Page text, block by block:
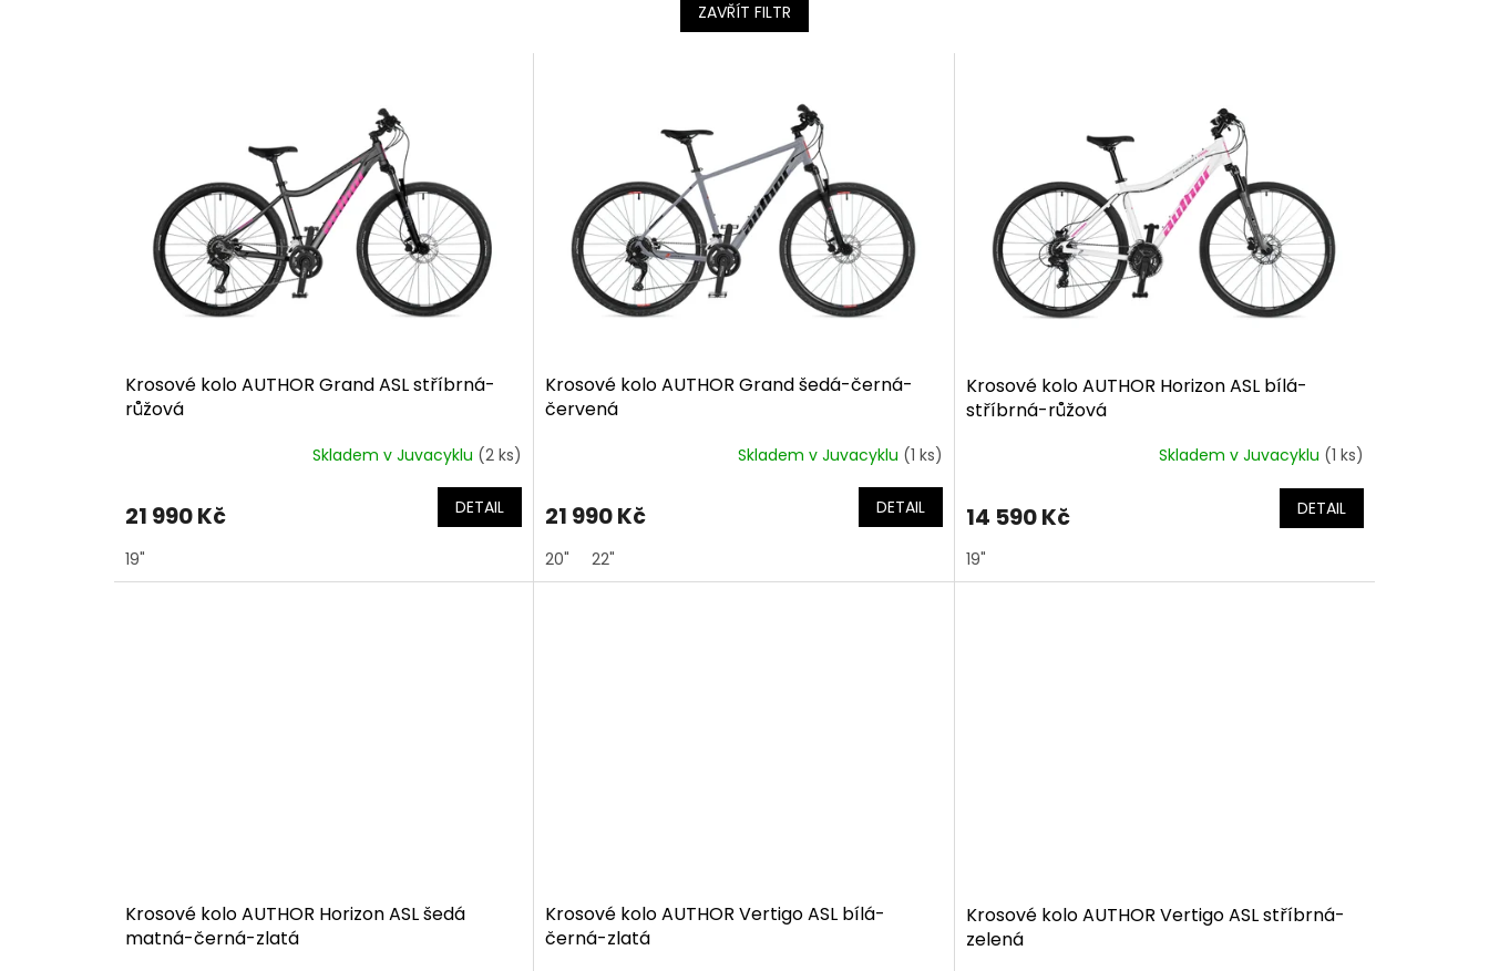
ZAVŘÍT FILTR
Krosové kolo AUTHOR Grand ASL stříbrná-
růžová
Skladem v Juvacyklu (2 ks)
21 990 Kč DETAIL
19"
Krosové kolo AUTHOR Grand šedá-černá-
červená
Skladem v Juvacyklu (1 ks)
21 990 Kč DETAIL
20" 22"
Krosové kolo AUTHOR Horizon ASL bílá-
stříbrná-růžová
Skladem v Juvacyklu (1 ks)
14 590 Kč DETAIL
19"
Krosové kolo AUTHOR Horizon ASL šedá
matná-černá-zlatá
Krosové kolo AUTHOR Vertigo ASL bílá-
černá-zlatá
Krosové kolo AUTHOR Vertigo ASL stříbrná-
zelená